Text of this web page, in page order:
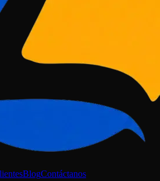
BlogContáctanos